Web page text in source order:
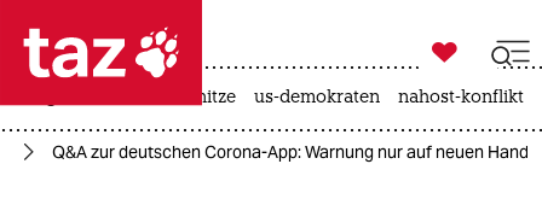
 taz zahl ich
taz zahl ich

taz zahl ich
hitze us-demokraten nahost-konflikt
Q&A zur deutschen Corona-App: Warnung nur auf neuen